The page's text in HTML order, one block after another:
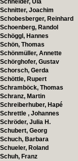
Schneider, Ula
Schnitter, Joachim
Schobesberger, Reinhard
Schoenberg, Randol
Schöggl, Hannes
Schön, Thomas
Schönmüller, Annette
Schörghofer, Gustav
Schorsch, Gerda
Schöttle, Rupert
Schramböck, Thomas
Schranz, Martin
Schreiberhuber, Hapé
Schrettle , Johannes
Schröder, Julia H.
Schubert, Georg
Schuch, Barbara
Schueler, Roland
Schuh, Franz